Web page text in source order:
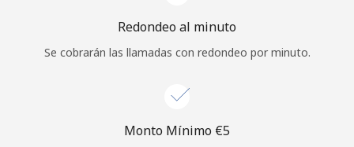
Iniciar Sesión
Continuar con
Redondeo al minuto
Se cobrarán las llamadas con redondeo por minuto.
Monto Mínimo ⁦€5⁩